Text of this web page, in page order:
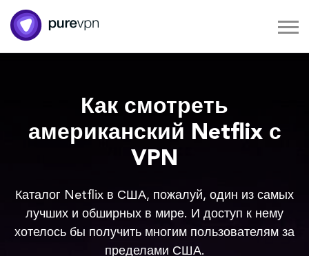
Как смотреть
американский Netflix с
VPN
Каталог Netflix в США, пожалуй, один из самых
лучших и обширных в мире. И доступ к нему
хотелось бы получить многим пользователям за
пределами США.